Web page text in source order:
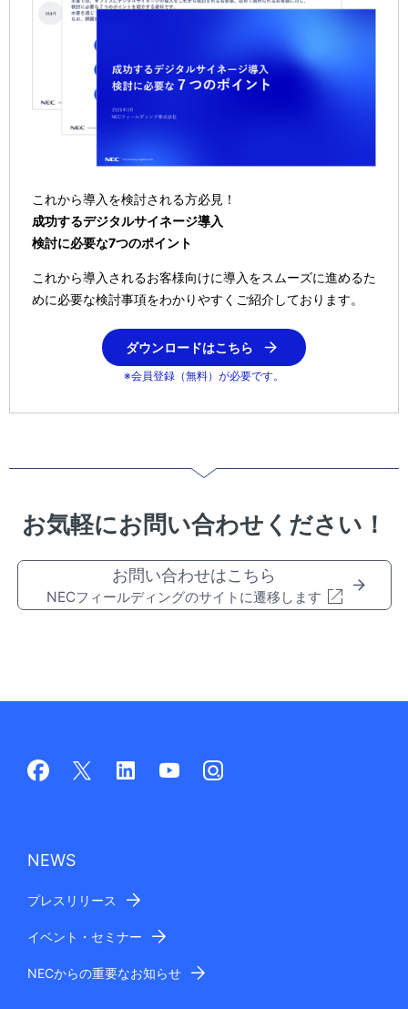
これから導入を検討される方必見！
成功するデジタルサイネージ導入
検討に必要な7つのポイント
これから導入されるお客様向けに導入をスムーズに進めるた
めに必要な検討事項をわかりやすくご紹介しております。
ダウンロードはこちら
※会員登録（無料）が必要です。
お気軽にお問い合わせください！
お問い合わせはこちら
NECフィールディングのサイトに遷移します
NEWS
プレスリリース
イベント・セミナー
NECからの重要なお知らせ